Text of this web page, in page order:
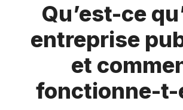
Qu’est-ce
entreprise
et
fonctionne-t-